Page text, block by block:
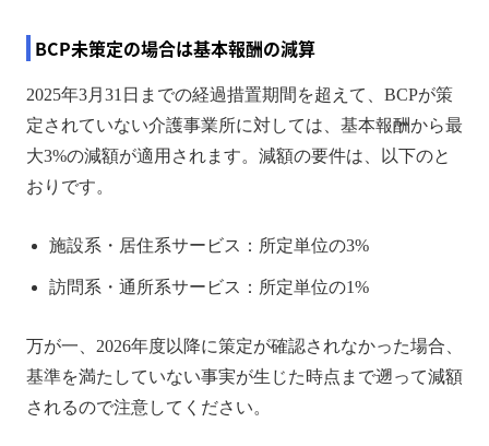
BCP未策定の場合は基本報酬の減算
2025年3月31日までの経過措置期間を超えて、BCPが策
定されていない介護事業所に対しては、基本報酬から最
大3%の減額が適用されます。減額の要件は、以下のと
おりです。
施設系・居住系サービス：所定単位の3%
訪問系・通所系サービス：所定単位の1%
万が一、2026年度以降に策定が確認されなかった場合、
基準を満たしていない事実が生じた時点まで遡って減額
されるので注意してください。